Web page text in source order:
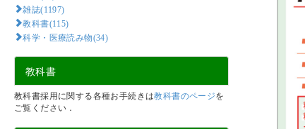
雑誌(1197)
教科書(115)
科学・医療読み物(34)
教科書
教科書採用に関する各種お手続きは教科書のページを
ご覧ください．